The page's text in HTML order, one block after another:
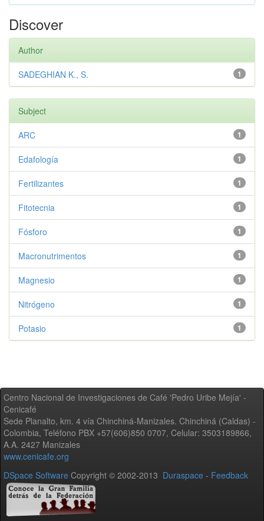
Discover
Author
1
SADEGHIAN K., S.
Subject
1
ARC
1
Edafología
1
Fertilizantes
1
Fitotecnia
1
Fósforo
1
Macronutrimentos
1
Magnesio
1
Nitrógeno
1
Potasio
Centro Nacional de Investigaciones de Café 'Pedro Uribe Mejía' -
Cenicafé
Sede Planalto, km. 4 vía Chinchiná-Manizales. Chinchiná (Caldas) -
Colombia, Teléfono PBX +57(606)850 0707, Celular: 3503189866,
A.A. 2427 Manizales
www.cenicafe.org
DSpace Software Copyright © 2002-2013 Duraspace - Feedback